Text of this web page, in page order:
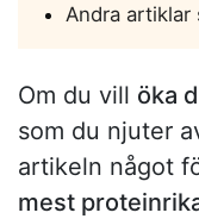
Andra artiklar
Om du vill öka
som du njuter
artikeln något
mest